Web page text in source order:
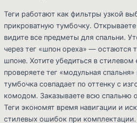
Теги работают как фильтры узкой
прикроватную тумбочку.
видите все предметы для спальни.
через тег «шпон ореха» — остаются
шпоне. Хотите убедиться в
проверяете тег «модульная спальня»
тумбочка совпадает по оттенку с
комодом. Заказываете всю спальню
Теги экономят время навигации и
стилевых ошибок при комплектации.